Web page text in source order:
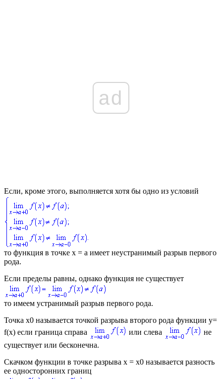
ad
Если, кроме этого, выполняется хотя бы одно из условий
то функция в точке х = а имеет неустранимый разрыв первого
рода.
Если пределы равны, однако функция не существует
то имеем устранимый разрыв первого рода.
Точка х0 называется точкой разрыва второго рода функции у=
f(x) если граница справа или слева
не
существует или бесконечна.
Скачком функции в точке разрыва х = х0 называется разность
ее односторонних границ